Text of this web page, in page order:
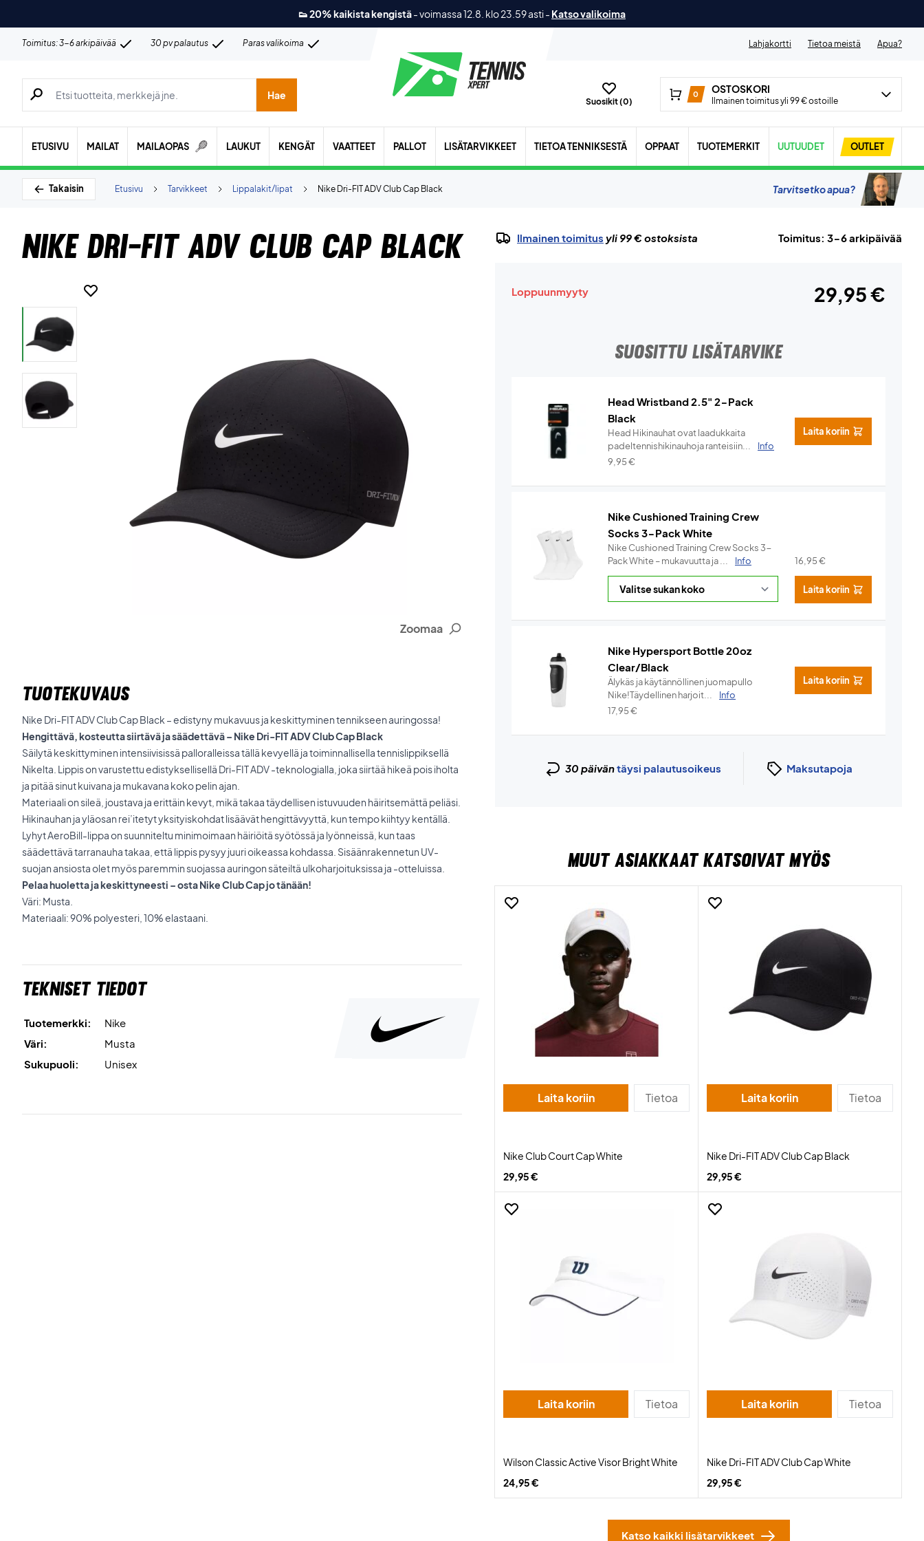
👟 20% kaikista kengistä-voimassa 12.8. klo 23.59 asti- Katso valikoima
Toimitus: 3-6 arkipäivää 30 pv palautus Paras valikoima Lahjakortti Tietoa meistä Apua?
Hae tuotteita, merkkejä jne.
Hae
Suosikit (0)
0 OSTOSKORI
Ilmainen toimitus yli 99 € ostoille
ETUSIVU MAILAT MAILAOPAS LAUKUT KENGÄT VAATTEET PALLOT LISÄTARVIKKEET TIETOA TENNIKSESTÄ OPPAAT TUOTEMERKIT UUTUUDET OUTLET
Takaisin Nike Dri-FIT ADV Club Cap Black
Lippalakit/lipat
Tarvikkeet
Etusivu Tarvitsetko apua?
Nike Dri-FIT ADV Club Cap Black
Zoomaa
TUOTEKUVAUS
Nike Dri-FIT ADV Club Cap Black – edistyny mukavuus ja keskittyminen tennikseen auringossa!
Hengittävä, kosteutta siirtävä ja säädettävä – Nike Dri-FIT ADV Club Cap Black
Säilytä keskittyminen intensiivisissä palloralleissa tällä kevyellä ja toiminnallisella tennislippiksellä
Nikelta. Lippis on varustettu edistyksellisellä Dri-FIT ADV -teknologialla, joka siirtää hikeä pois iholta
ja pitää sinut kuivana ja mukavana koko pelin ajan.
Materiaali on sileä, joustava ja erittäin kevyt, mikä takaa täydellisen istuvuuden häiritsemättä peliäsi.
Hikinauhan ja yläosan rei’itetyt yksityiskohdat lisäävät hengittävyyttä, kun tempo kiihtyy kentällä.
Lyhyt AeroBill-lippa on suunniteltu minimoimaan häiriöitä syötössä ja lyönneissä, kun taas
säädettävä tarranauha takaa, että lippis pysyy juuri oikeassa kohdassa. Sisäänrakennetun UV-
suojan ansiosta olet myös paremmin suojassa auringon säteiltä ulkoharjoituksissa ja -otteluissa.
Pelaa huoletta ja keskittyneesti – osta Nike Club Cap jo tänään!
Väri: Musta.
Materiaali: 90% polyesteri, 10% elastaani.
Tekniset tiedot
Tuotemerkki:
Nike
Väri:
Musta
Sukupuoli:
Unisex
Ilmainen toimitus yli 99 € ostoksista Toimitus: 3-6 arkipäivää
Loppuunmyyty 29,95 €
SUOSITTU LISÄTARVIKE
Head Wristband 2.5" 2-Pack
Black
Head Hikinauhat ovat laadukkaita
padeltennishikinauhoja ranteisiin...
Info
9,95€
Laita koriin
Nike Cushioned Training Crew
Socks 3-Pack White
Nike Cushioned Training Crew Socks 3-
Pack White – mukavuutta ja ...
Info 16,95€
Laita koriin
Nike Hypersport Bottle 20oz
Clear/Black
Älykäs ja käytännöllinen juomapullo
Nike!Täydellinen harjoit...
Info
17,95€
Laita koriin
30 päiväntäysi palautusoikeus Maksutapoja
MUUT ASIAKKAAT KATSOIVAT MYÖS
Laita koriin Tietoa
Nike Club Court Cap White
29,95 €
Laita koriin Tietoa
Nike Dri-FIT ADV Club Cap Black
29,95 €
Laita koriin Tietoa
Wilson Classic Active Visor Bright White
24,95 €
Laita koriin Tietoa
Nike Dri-FIT ADV Club Cap White
29,95 €
Katso kaikki lisätarvikkeet